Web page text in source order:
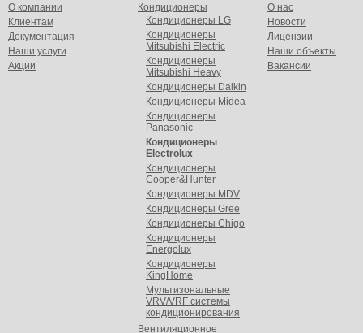
О компании
Клиентам
Документация
Наши услуги
Акции
Кондиционеры
Кондиционеры LG
Кондиционеры
Mitsubishi Electric
Кондиционеры
Mitsubishi Heavy
Кондиционеры Daikin
Кондиционеры Midea
Кондиционеры
Panasonic
Кондиционеры
Electrolux
Кондиционеры
Cooper&Hunter
Кондиционеры MDV
Кондиционеры Gree
Кондиционеры Chigo
Кондиционеры
Energolux
Кондиционеры
KingHome
Мультизональные
VRV/VRF cистемы
кондиционирования
Вентиляционное
О нас
Новости
Лицензии
Наши объекты
Вакансии